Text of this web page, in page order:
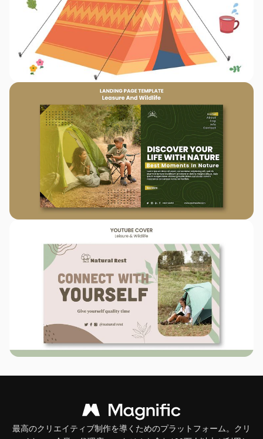
最高のクリエイティブ制作を導くためのプラットフォーム。クリ